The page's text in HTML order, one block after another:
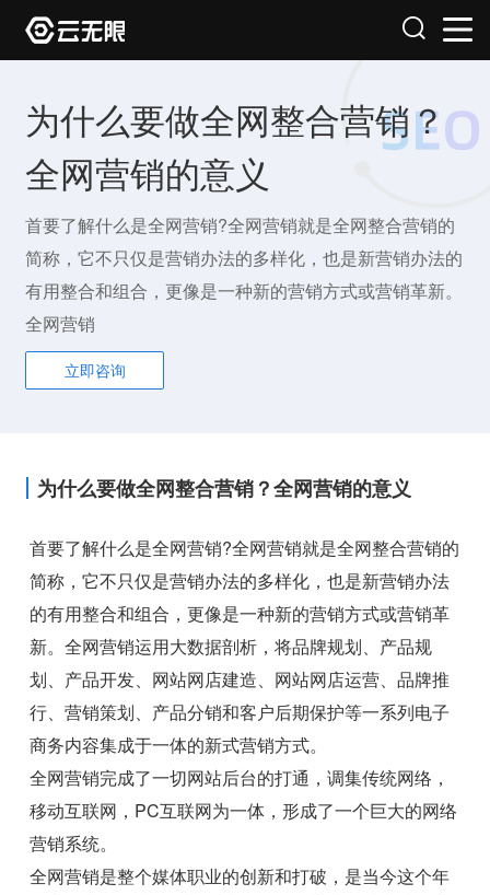
为什么要做全网整合营销？
全网营销的意义
首要了解什么是全网营销?全网营销就是全网整合营销的
简称，它不只仅是营销办法的多样化，也是新营销办法的
有用整合和组合，更像是一种新的营销方式或营销革新。
全网营销
立即咨询
为什么要做全网整合营销？全网营销的意义
首要了解什么是全网营销?全网营销就是全网整合营销的
简称，它不只仅是营销办法的多样化，也是新营销办法
的有用整合和组合，更像是一种新的营销方式或营销革
新。全网营销运用大数据剖析，将品牌规划、产品规
划、产品开发、网站网店建造、网站网店运营、品牌推
行、营销策划、产品分销和客户后期保护等一系列电子
商务内容集成于一体的新式营销方式。
全网营销完成了一切网站后台的打通，调集传统网络，
移动互联网，PC互联网为一体，形成了一个巨大的网络
营销系统。
全网营销是整个媒体职业的创新和打破，是当今这个年